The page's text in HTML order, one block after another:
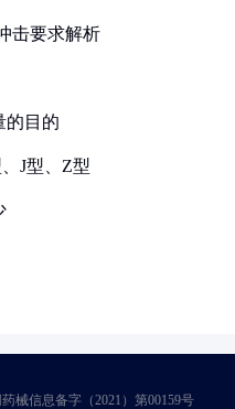
击要求解析
的目的
J型、Z型
械信息备字（2021）第00159号